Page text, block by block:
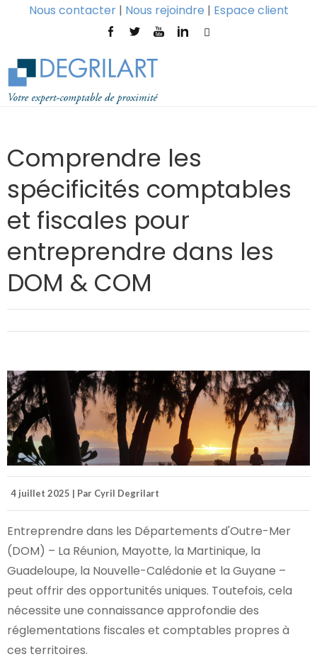
Nous contacter| Nous rejoindre | Espace client
Comprendre les
spécificités comptables
et fiscales pour
entreprendre dans les
DOM & COM
4 juillet 2025 | Par Cyril Degrilart
Entreprendre dans les Départements d'Outre-Mer
(DOM) – La Réunion, Mayotte, la Martinique, la
Guadeloupe, la Nouvelle-Calédonie et la Guyane –
peut offrir des opportunités uniques. Toutefois, cela
nécessite une connaissance approfondie des
réglementations fiscales et comptables propres à
ces territoires.